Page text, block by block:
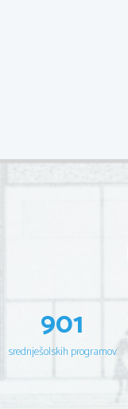
901
srednješolskih programov